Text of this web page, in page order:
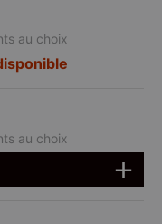
au choix
au choix